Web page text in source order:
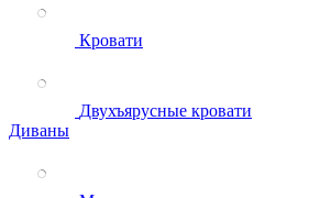
Кровати
Двухъярусные кровати
Диваны